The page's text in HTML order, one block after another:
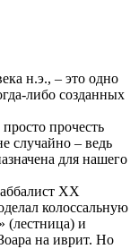
н.э., – это одно
либо созданных
прочесть
случайно – ведь
для нашего
XX
колоссальную
(лестница) и
на иврит. Но